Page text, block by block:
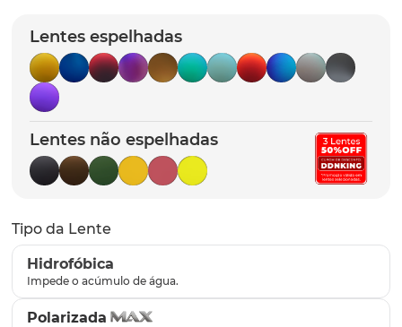
Lentes espelhadas
Lentes não espelhadas
Tipo da Lente
Hidrofóbica
Polarizada
5º chaves
6º t-shock
7º gasket
8º parafusos
9º latch